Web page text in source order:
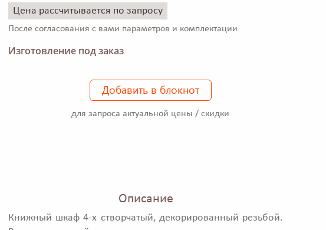
Цена рассчитывается по запросу
После согласования с вами параметров и комплектации
Изготовление под заказ
Добавить в блокнот
для запроса актуальной цены / скидки
Описание
Книжный шкаф 4-х створчатый, декорированный резьбой.